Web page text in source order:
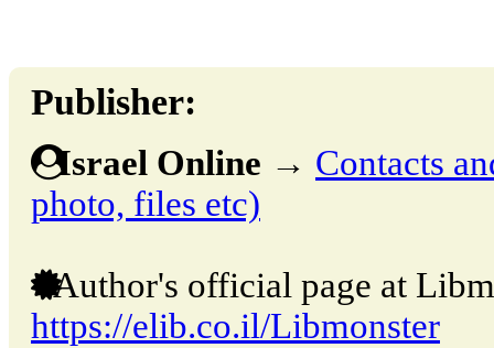
Publisher:
Israel Online → Contacts
photo, files etc)
Author's official page at
https://elib.co.il/Libmonster